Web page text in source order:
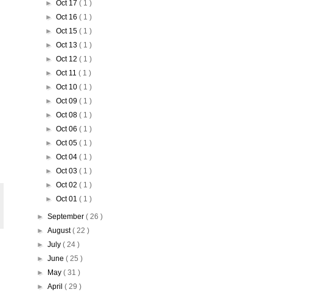
►Oct 17( 1 )
►Oct 16( 1 )
►Oct 15( 1 )
►Oct 13( 1 )
►Oct 12( 1 )
►Oct 11( 1 )
►Oct 10( 1 )
►Oct 09( 1 )
►Oct 08( 1 )
►Oct 06( 1 )
►Oct 05( 1 )
►Oct 04( 1 )
►Oct 03( 1 )
►Oct 02( 1 )
►Oct 01( 1 )
► September ( 26 )
► August( 22 )
► July ( 24 )
► June ( 25 )
►
May ( 31 )
► April ( 29 )